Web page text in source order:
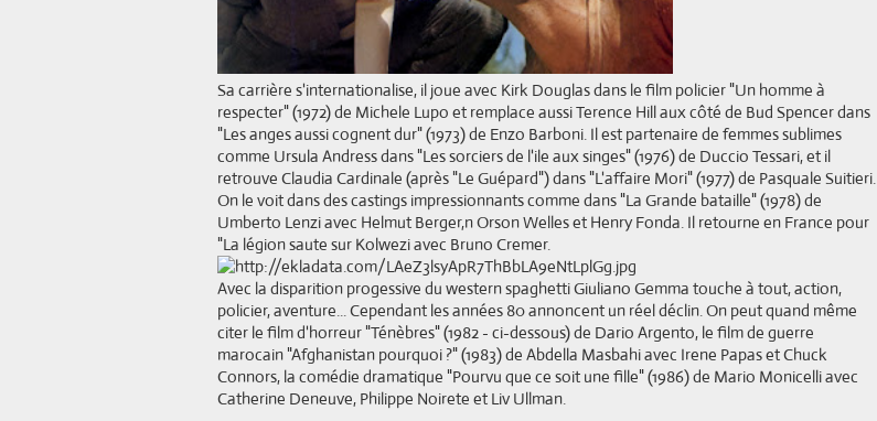
Sa carrière s'internationalise, il joue avec Kirk Douglas dans le film policier "Un homme à
respecter" (1972) de Michele Lupo et remplace aussi Terence Hill aux côté de Bud Spencer dans
"Les anges aussi cognent dur" (1973) de Enzo Barboni. Il est partenaire de femmes sublimes
comme Ursula Andress dans "Les sorciers de l'ile aux singes" (1976) de Duccio Tessari, et il
retrouve Claudia Cardinale (après "Le Guépard") dans "L'affaire Mori" (1977) de Pasquale Suitieri.
On le voit dans des castings impressionnants comme dans "La Grande bataille" (1978) de
Umberto Lenzi avec Helmut Berger,n Orson Welles et Henry Fonda. Il retourne en France pour
"La légion saute sur Kolwezi avec Bruno Cremer.
Avec la disparition progessive du western spaghetti Giuliano Gemma touche à tout, action,
policier, aventure... Cependant les années 80 annoncent un réel déclin. On peut quand même
citer le film d'horreur "Ténèbres" (1982 - ci-dessous) de Dario Argento, le film de guerre
marocain "Afghanistan pourquoi ?" (1983) de Abdella Masbahi avec Irene Papas et Chuck
Connors, la comédie dramatique "Pourvu que ce soit une fille" (1986) de Mario Monicelli avec
Catherine Deneuve, Philippe Noirete et Liv Ullman.